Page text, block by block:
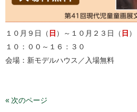
１０月９日（ 日 ）～１０月２３日（ 日 ）
１０：００～１６：３０
会場：新モデルハウス／入場無料
« 次のページ